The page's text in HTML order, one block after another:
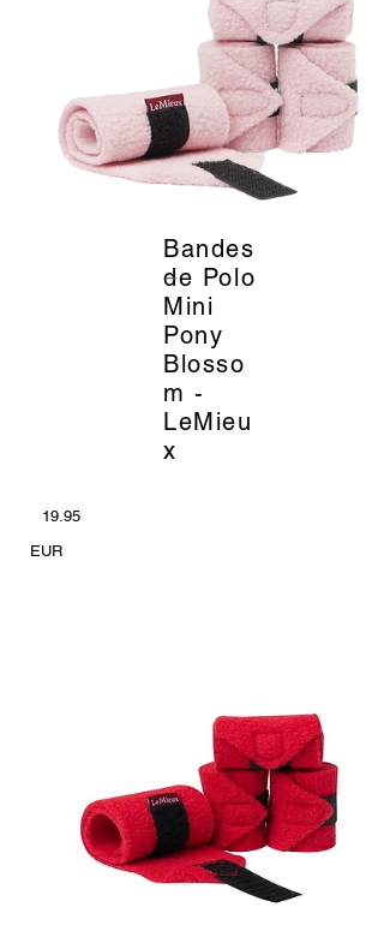
Bandes
de Polo
Mini
Pony
Blosso
m -
LeMieu
x
_
19.95
EUR